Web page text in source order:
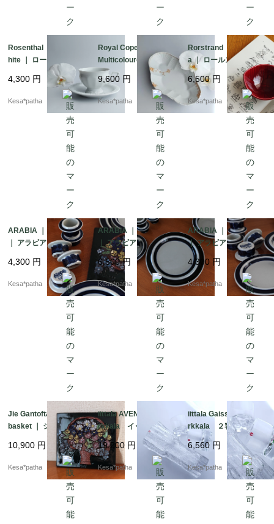
Rosenthal ｜ Maria W
hite ｜ ローゼンター
ル マリアホワイト
カップ ソーサー ヴ
ィンテージ ドイツ
4,300 円
Kesa*patha
Royal Copenhagen ｜
Multicoloured Element
s ｜ ロイヤルコペンハ
ーゲン マルチカラー
エレメンツ チェスナ
ット オーバルディッ
シュ デンマーク
9,600 円
Kesa*patha
Rorstrand ｜Californi
a ｜ ロールストラン
ド カルフォルニア
リーフボウル 北欧
ヴィンテージ スウェ
6,500円
Kesa*patha
ARABIA ｜ Anemone
｜ アラビア アネモ
ネ エッグカップ エ
ッグスタンド 北欧
ヴィンテージ 廃盤
フィンランド
4,300 円
Kesa*patha
ARABIA ｜ Anemone
｜ アラビア アネモ
ネ 25.5cm ディナ
ー プレート 北欧
ヴィンテージ 廃盤
フィンランド
6,500円
Kesa*patha
ARABIA ｜ Anemone
｜ アラビア アネモ
ネ 16cm プレー
ト 北欧 ヴィンテー
ジ 廃盤 フィンラン
4,300 円
Kesa*patha
Jie Gantofta ｜ Flower
basket ｜ ジィガント
フタ フラワーバスケ
ット 花かご 陶板
廃盤 北欧 ヴィンテ
ージ スウェーデン
10,900 円
Kesa*patha
iittala AVENA Tapio Wi
rkkala イッタラ ア
ヴェナ タピオ・ヴィ
ルカラ 廃盤 初期
フラワーベース 24c
m 北欧 フィンラン
19,200 円
Kesa*patha
iittala Gaissa Tapio Wi
rkkala ２客セット
イッタラ ガイッサ
ガイサ タピオ・ヴィ
ルカラ ロックグラ
ス 廃盤 フィンラン
ド 北欧 ガラス グ
6,560 円
Kesa*patha